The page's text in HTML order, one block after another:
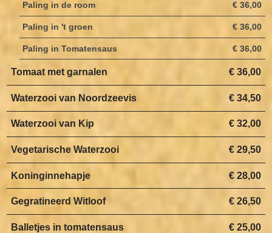
€ 36,00
Paling in de room
€ 36,00
Paling in 't groen
€ 36,00
Paling in Tomatensaus
€ 36,00
Tomaat met garnalen
€ 34,50
Waterzooi van Noordzeevis
€ 32,00
Waterzooi van Kip
€ 29,50
Vegetarische Waterzooi
€ 28,00
Koninginnehapje
€ 26,50
Gegratineerd Witloof
€ 25,00
Balletjes in tomatensaus